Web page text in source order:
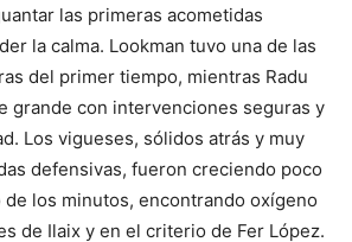
las primeras acometidas
la calma. Lookman tuvo una de las
del primer tiempo, mientras Radu
grande con intervenciones seguras y
Los vigueses, sólidos atrás y muy
defensivas, fueron creciendo poco
de los minutos, encontrando oxígeno
de Ilaix y en el criterio de Fer López.